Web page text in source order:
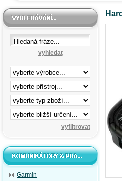
vyhledat
Garmin